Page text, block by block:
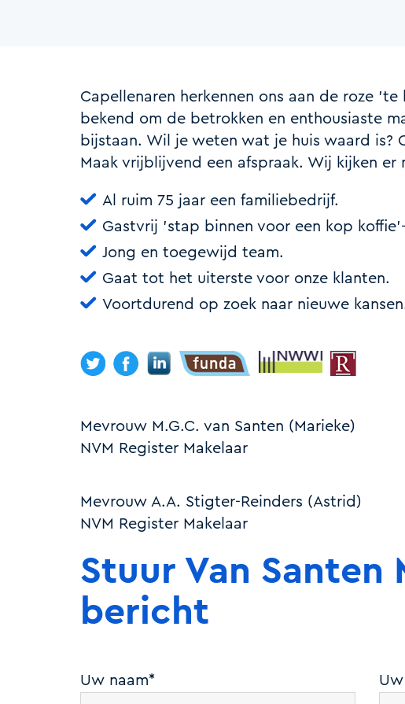
Capellenaren herkennen ons aan de roze
bekend om de betrokken en enthousiaste
bijstaan. Wil je weten wat je huis waard is?
Maak vrijblijvend een afspraak. Wij kijken
Al ruim 75 jaar een familiebedrijf.
Gastvrij 'stap binnen voor een kop
Jong en toegewijd team.
Gaat tot het uiterste voor onze klanten.
Voortdurend op zoek naar nieuwe
Mevrouw M.G.C. van Santen (Marieke)
NVM Register Makelaar
Mevrouw A.A. Stigter-Reinders (Astrid)
NVM Register Makelaar
Stuur Van Santen
bericht
Uw naam*